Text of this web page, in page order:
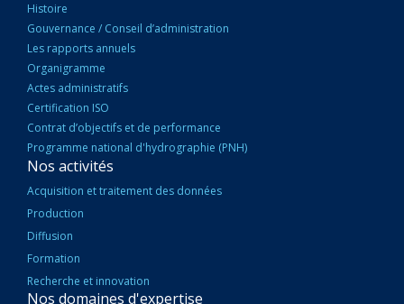
Histoire
Gouvernance / Conseil d’administration
Les rapports annuels
Organigramme
Actes administratifs
Certification ISO
Contrat d’objectifs et de performance
Programme national d'hydrographie (PNH)
Nos activités
Acquisition et traitement des données
Production
Diffusion
Formation
Recherche et innovation
Nos domaines d'expertise